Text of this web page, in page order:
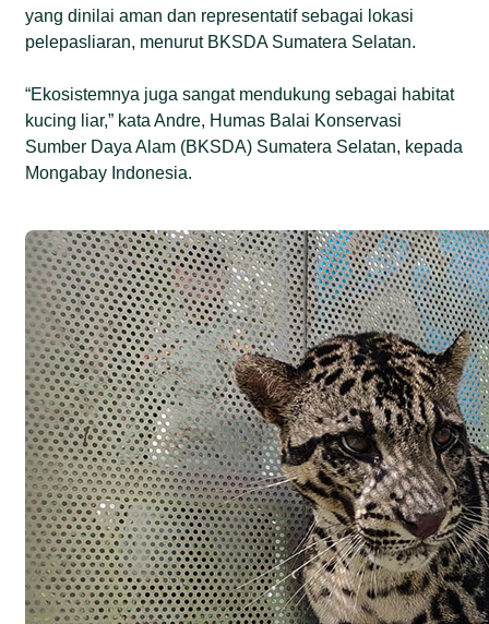
yang dinilai aman dan representatif sebagai lokasi
pelepasliaran, menurut BKSDA Sumatera Selatan.
“Ekosistemnya juga sangat mendukung sebagai habitat
kucing liar,” kata Andre, Humas Balai Konservasi
Sumber Daya Alam (BKSDA) Sumatera Selatan, kepada
Mongabay Indonesia.